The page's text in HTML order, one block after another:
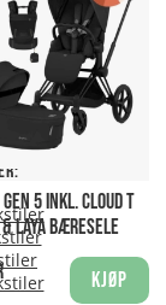
og liggedel
og
liggedelen på
5 INKL. CLOUD T
LAYA BÆRESELE
Kjøp